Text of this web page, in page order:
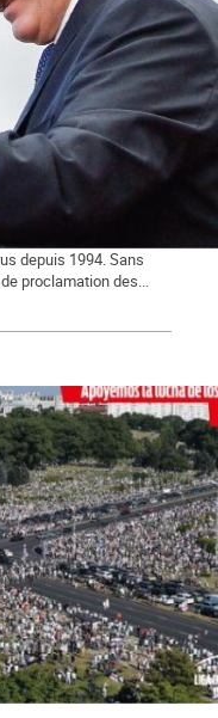
sa préservation »
d’Europe », préside
depuis 1994. Sans
proclamation des...
la lutte des